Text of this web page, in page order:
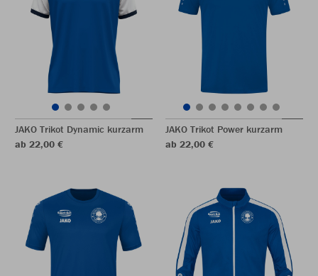
JAKO Trikot Dynamic kurzarm
ab 22,00 €
JAKO Trikot Power kurzarm
ab 22,00 €